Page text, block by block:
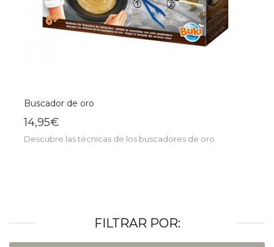
Buscador de oro
14,95€
Descubre las técnicas de los buscadores de oro.
FILTRAR POR: